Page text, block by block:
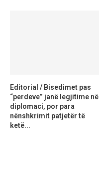
Editorial / Bisedimet pas
“perdeve” janë legjitime në
diplomaci, por para
nënshkrimit patjetër të
ketë...